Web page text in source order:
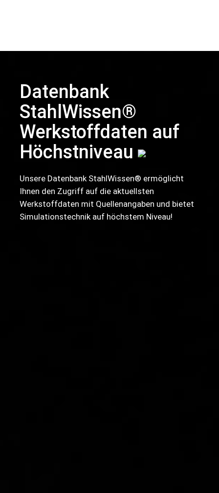
Datenbank
StahlWissen®
Werkstoffdaten auf
Höchstniveau
Unsere Datenbank StahlWissen® ermöglicht
Ihnen den Zugriff auf die aktuellsten
Werkstoffdaten mit Quellenangaben und bietet
Simulationstechnik auf höchstem Niveau!